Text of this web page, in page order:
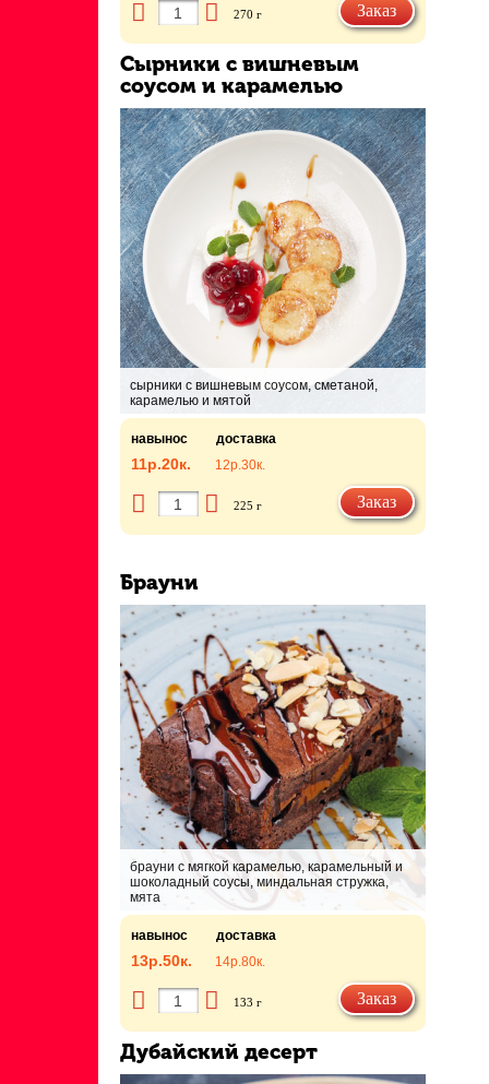
270 г Заказ
Сырники с вишневым
соусом и карамелью
сырники с вишневым соусом, сметаной,
карамелью и мятой
навынос доставка
11р.20к. 12р.30к.
225 г Заказ
Брауни
брауни с мягкой карамелью, карамельный и
шоколадный соусы, миндальная стружка,
мята
навынос доставка
13р.50к. 14р.80к.
133 г Заказ
Дубайский десерт